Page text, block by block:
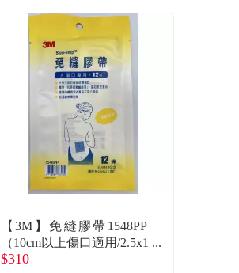
【3M】免縫膠帶1548PP
（10cm以上傷口適用/2.5x1
2.5cm/12條）
$310